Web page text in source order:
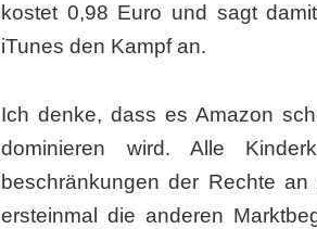
kostet 0,98 Euro und sagt
iTunes den Kampf an.
Ich denke, dass es Amazon
dominieren wird. Alle
beschränkungen der Rechte
ersteinmal die anderen